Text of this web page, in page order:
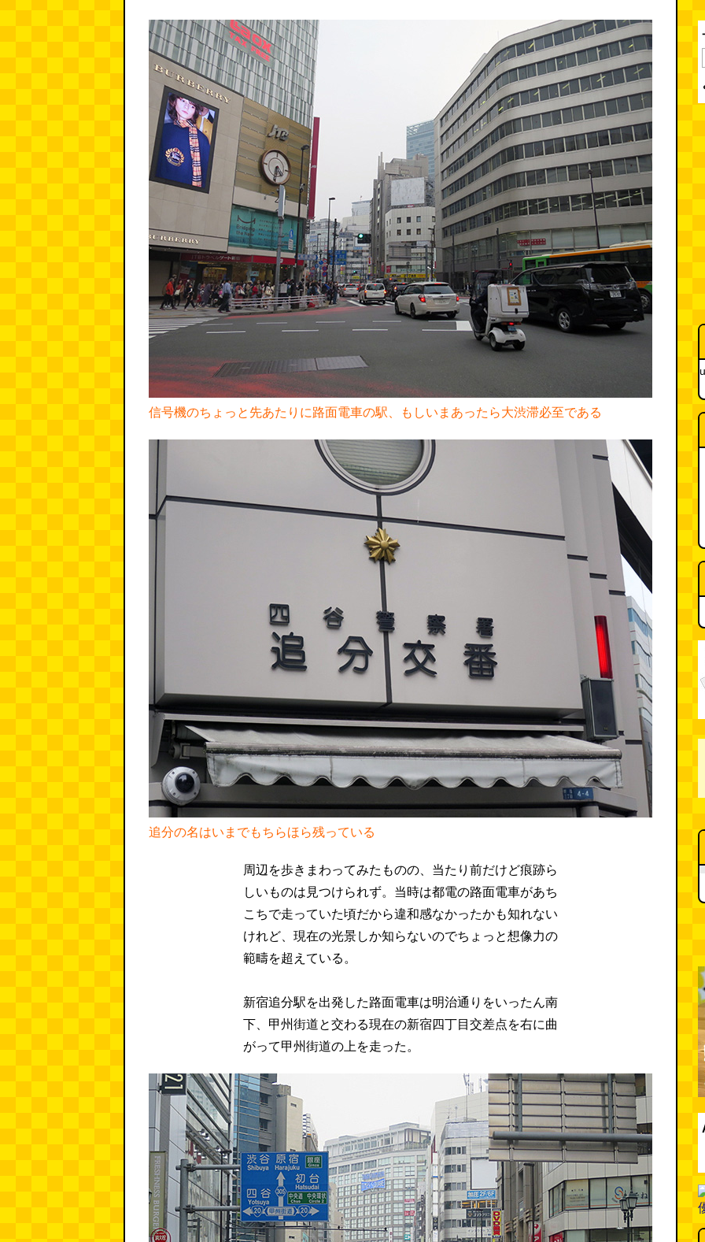
信号機のちょっと先あたりに路面電車の駅、もしいまあったら大渋滞必至である
追分の名はいまでもちらほら残っている
周辺を歩きまわってみたものの、当たり前だけど痕跡ら
しいものは見つけられず。当時は都電の路面電車があち
こちで走っていた頃だから違和感なかったかも知れない
けれど、現在の光景しか知らないのでちょっと想像力の
範疇を超えている。
新宿追分駅を出発した路面電車は明治通りをいったん南
下、甲州街道と交わる現在の新宿四丁目交差点を右に曲
がって甲州街道の上を走った。